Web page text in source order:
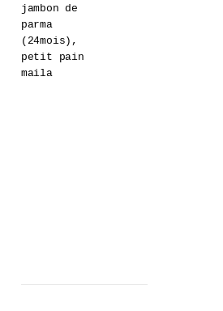
jambon de
parma
(24mois),
petit pain
maila